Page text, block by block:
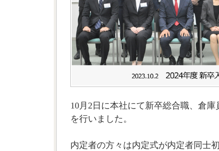
10月2日に本社にて新卒総合職、倉
を行いました。
内定者の方々は内定式が内定者同士